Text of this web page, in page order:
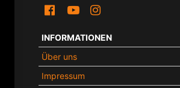
INFORMATIONEN
Über uns
Impressum